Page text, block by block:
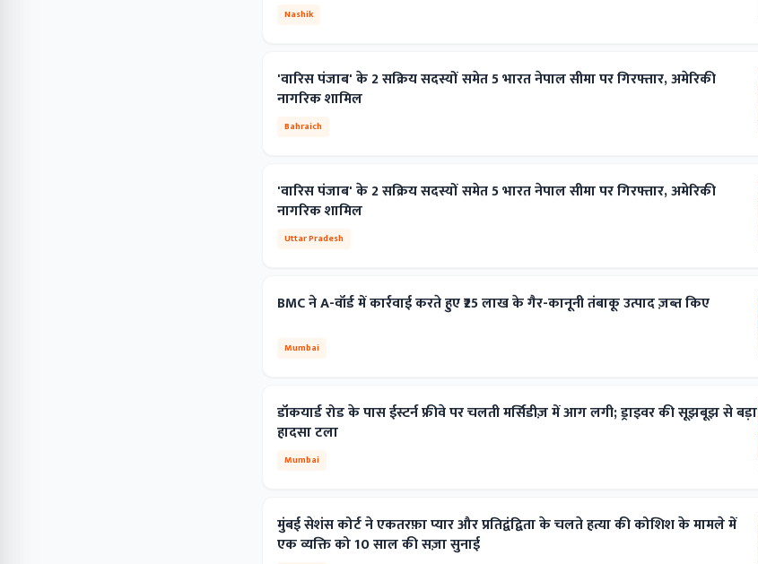
Nashik
'वारिस पंजाब' के 2 सक्रिय सदस्यों समेत 5 भारत नेपाल सीमा पर गिरफ्तार, अमेरिकी
नागरिक शामिल
Bahraich
'वारिस पंजाब' के 2 सक्रिय सदस्यों समेत 5 भारत नेपाल सीमा पर गिरफ्तार, अमेरिकी
नागरिक शामिल
Uttar Pradesh
BMC ने A-वॉर्ड में कार्रवाई करते हुए ₹25 लाख के गैर-कानूनी तंबाकू उत्पाद ज़ब्त किए
Mumbai
डॉकयार्ड रोड के पास ईस्टर्न फ्रीवे पर चलती मर्सिडीज़ में आग लगी; ड्राइवर की सूझबूझ से बड़ा
हादसा टला
Mumbai
मुंबई सेशंस कोर्ट ने एकतरफ़ा प्यार और प्रतिद्वंद्विता के चलते हत्या की कोशिश के मामले में
एक व्यक्ति को 10 साल की सज़ा सुनाई